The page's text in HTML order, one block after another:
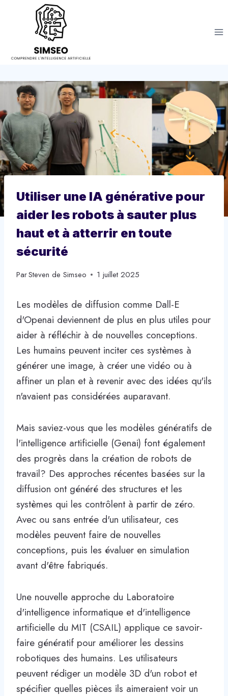
Utiliser une IA générative pour
aider les robots à sauter plus
haut et à atterrir en toute
sécurité
ParSteven de Simseo 1 juillet 2025
Les modèles de diffusion comme Dall-E
d'Openai deviennent de plus en plus utiles pour
aider à réfléchir à de nouvelles conceptions.
Les humains peuvent inciter ces systèmes à
générer une image, à créer une vidéo ou à
affiner un plan et à revenir avec des idées qu'ils
n'avaient pas considérées auparavant.
Mais saviez-vous que les modèles génératifs de
l'intelligence artificielle (Genai) font également
des progrès dans la création de robots de
travail? Des approches récentes basées sur la
diffusion ont généré des structures et les
systèmes qui les contrôlent à partir de zéro.
Avec ou sans entrée d'un utilisateur, ces
modèles peuvent faire de nouvelles
conceptions, puis les évaluer en simulation
avant d'être fabriqués.
Une nouvelle approche du Laboratoire
d'intelligence informatique et d'intelligence
artificielle du MIT (CSAIL) applique ce savoir-
faire génératif pour améliorer les dessins
robotiques des humains. Les utilisateurs
peuvent rédiger un modèle 3D d'un robot et
spécifier quelles pièces ils aimeraient voir un